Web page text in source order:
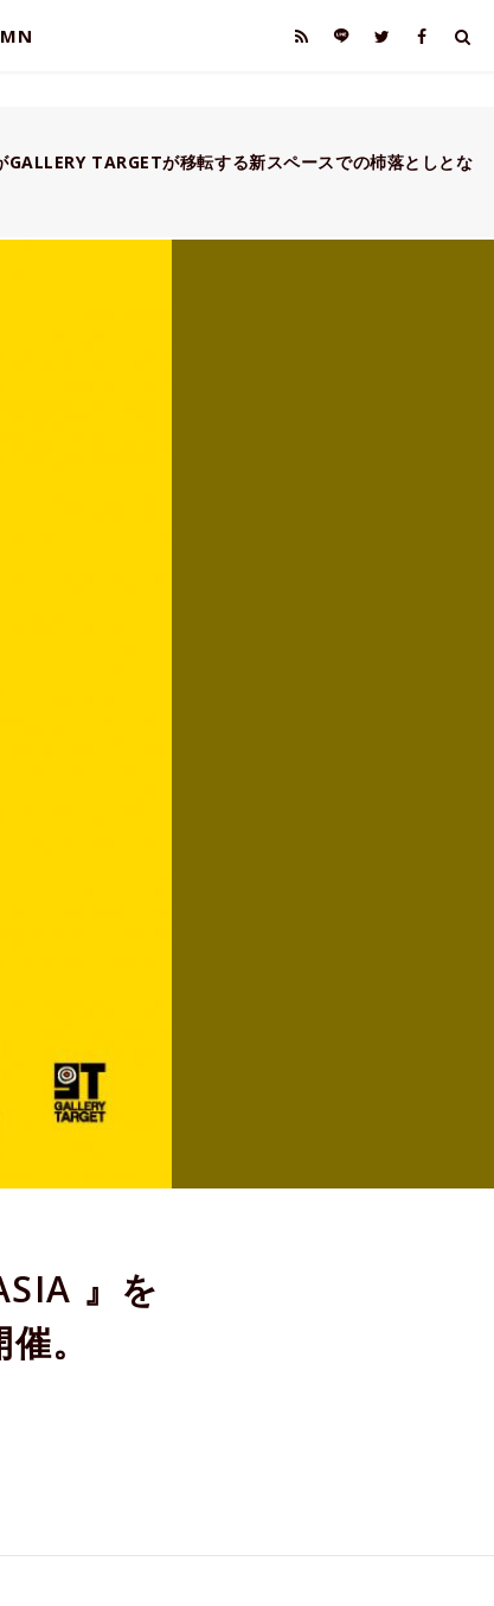
TARGETが移転する新スペースでの杮落としとな
』を
。